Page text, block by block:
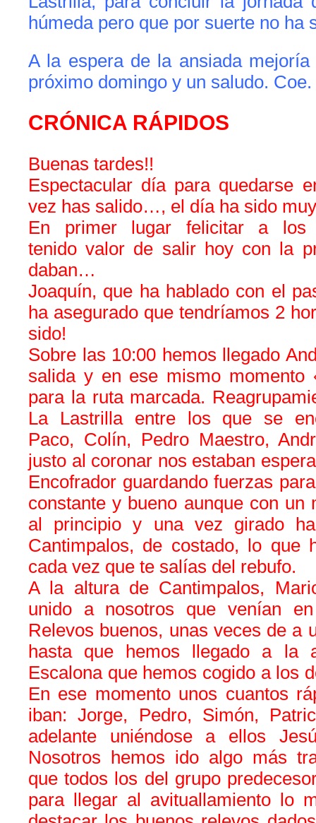
húmeda pero que por suerte no ha
A la espera de la ansiada
próximo domingo y un saludo. Coe.
CRÓNICA RÁPIDOS
Buenas tardes!!
Espectacular día para quedarse
vez has salido…, el día ha sido
En primer lugar felicitar a los
tenido valor de salir hoy con la
daban…
Joaquín, que ha hablado con el
ha asegurado que tendríamos 2
sido!
Sobre las 10:00 hemos llegado
salida y en ese mismo momento
para la ruta marcada.
La Lastrilla entre los que se
Paco, Colín, Pedro Maestro,
justo al coronar nos estaban
Encofrador guardando fuerzas
constante y bueno aunque con un
al principio y una vez girado
Cantimpalos, de costado, lo que
cada vez que te salías del rebufo.
A la altura de Cantimpalos,
unido a nosotros que venían en
Relevos buenos, unas veces de a
hasta que hemos llegado a la
Escalona que hemos cogido a los
En ese momento unos cuantos
iban: Jorge, Pedro, Simón,
adelante uniéndose a ellos
Nosotros hemos ido algo más
que todos los del grupo
para llegar al avituallamiento lo